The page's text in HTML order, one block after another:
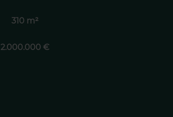
310 m²
2.000.000 €